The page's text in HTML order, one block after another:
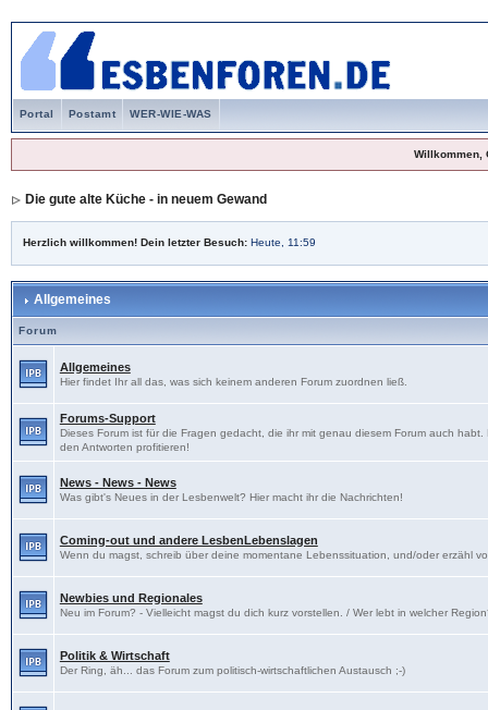
Portal Postamt WER-WIE-WAS
Willkommen,
Die gute alte Küche - in neuem Gewand
Herzlich willkommen! Dein letzter Besuch: Heute, 11:59
Allgemeines
Forum
Allgemeines
Hier findet Ihr all das, was sich keinem anderen Forum zuordnen ließ.
Forums-Support
Dieses Forum ist für die Fragen gedacht, die ihr mit genau diesem Forum auch
den Antworten profitieren!
News - News - News
Was gibt's Neues in der Lesbenwelt? Hier macht ihr die Nachrichten!
Coming-out und andere LesbenLebenslagen
Wenn du magst, schreib über deine momentane Lebenssituation, und/oder erzähl
Newbies und Regionales
Neu im Forum? - Vielleicht magst du dich kurz vorstellen. / Wer lebt in welcher
Politik & Wirtschaft
Der Ring, äh... das Forum zum politisch-wirtschaftlichen Austausch ;-)